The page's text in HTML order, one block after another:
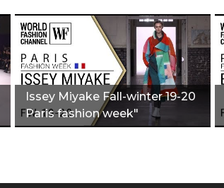
Issey Miyake Fall-winter 19-20
Paris fashion week"